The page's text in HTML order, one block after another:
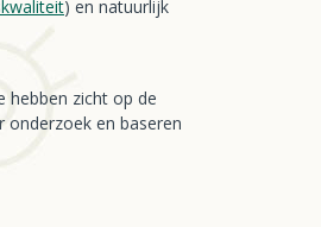
) en natuurlijk
hebben zicht op de
onderzoek en baseren